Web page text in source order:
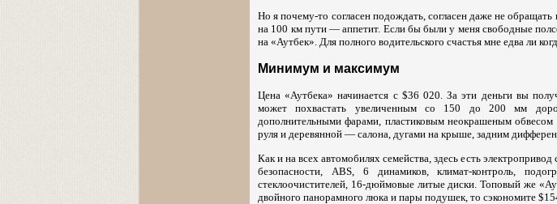
Но я почему-то согласен подождать, согласен даже не
на 100 км пути — аппетит. Если бы были у меня свободные
на «Аутбек». Для полного водительского счастья мне едва ли
Минимум и максимум
Цена «Аутбека» начинается с $36 020. За эти деньги вы
может похвастать увеличенным со 150 до 200 мм
дополнительными фарами, пластиковым неокрашеным
руля и деревянной — салона, дугами на крыше, задним
Как и на всех автомобилях семейства, здесь есть
безопасности, АBS, 6 динамиков, климат-контроль,
стеклоочистителей, 16-дюймовые литые диски. Топовый же
двойного панорамного люка и пары подушек, то сэкономите